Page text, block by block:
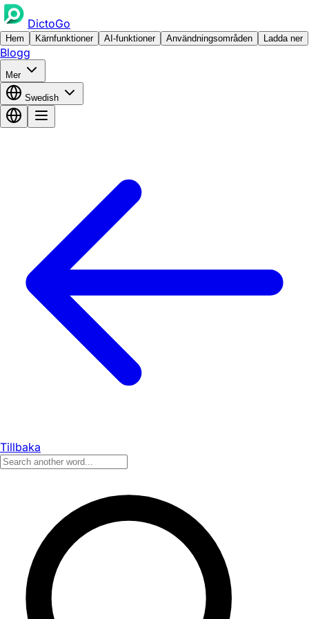
DictoGo
Hem Kärnfunktioner AI-funktioner Användningsområden Ladda ner
Blogg
Mer
Swedish
Tillbaka